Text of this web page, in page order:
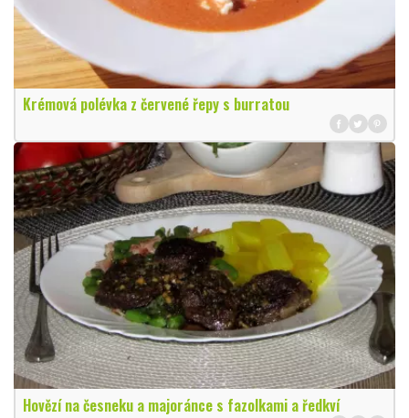
Krémová polévka z červené řepy s burratou
Hovězí na česneku a majoránce s fazolkami a ředkví